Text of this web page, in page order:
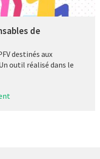
de
destinés aux
outil réalisé dans le